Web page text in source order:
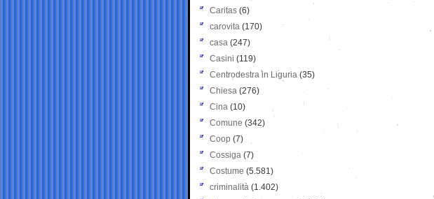
Caritas (6)
carovita (170)
casa (247)
Casini (119)
Centrodestra in Liguria (35)
Chiesa (276)
Cina (10)
Comune (342)
Coop (7)
Cossiga (7)
Costume (5.581)
criminalità (1.402)